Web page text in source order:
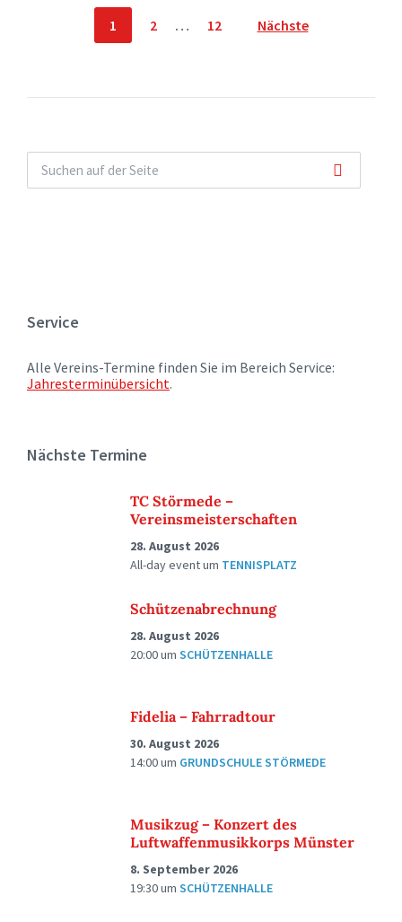
Seitennummerierung
Beiträge
1 2 … 12 Nächste
Service
Alle Vereins-Termine finden Sie im Bereich Service:
Jahresterminübersicht.
Nächste Termine
TC Störmede –
Vereinsmeisterschaften
28. August 2026
All-day eventum TENNISPLATZ
Schützenabrechnung
28. August 2026
20:00um SCHÜTZENHALLE
Fidelia – Fahrradtour
30. August 2026
14:00um GRUNDSCHULE STÖRMEDE
Musikzug – Konzert des
Luftwaffenmusikkorps Münster
8. September 2026
19:30um SCHÜTZENHALLE